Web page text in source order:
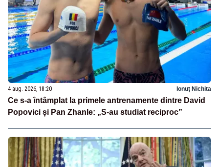
4 aug. 2026, 18:20 Ionuț Nichita
Ce s-a întâmplat la primele antrenamente dintre David
Popovici și Pan Zhanle: „S-au studiat reciproc”